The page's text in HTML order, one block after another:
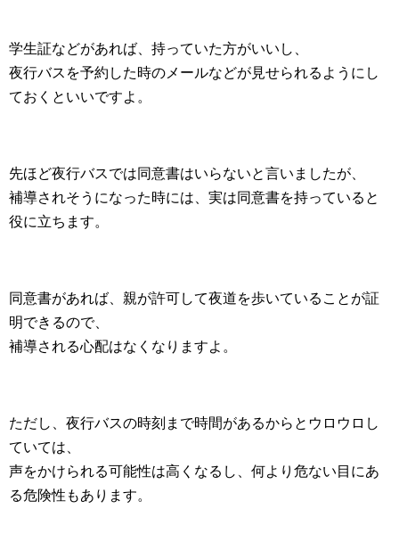
学生証などがあれば、持っていた方がいいし、
夜行バスを予約した時のメールなどが見せられるようにし
ておくといいですよ。
先ほど夜行バスでは同意書はいらないと言いましたが、
補導されそうになった時には、実は同意書を持っていると
役に立ちます。
同意書があれば、親が許可して夜道を歩いていることが証
明できるので、
補導される心配はなくなりますよ。
ただし、夜行バスの時刻まで時間があるからとウロウロし
ていては、
声をかけられる可能性は高くなるし、何より危ない目にあ
る危険性もあります。